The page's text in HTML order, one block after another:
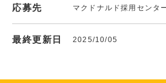
応募先 マクドナルド採用センタ
最終更新日 2025/10/05